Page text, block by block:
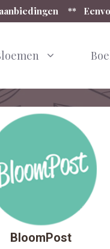
aanbiedingen **
BloomPost